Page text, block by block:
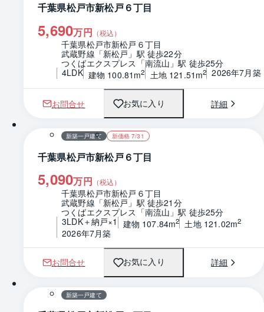
千葉県松戸市新松戸６丁目
5,690万円 （税込）
千葉県松戸市新松戸６丁目
武蔵野線「新松戸」駅 徒歩22分
つくばエクスプレス「南流山」駅 徒歩25分
4LDK 建物 100.81m2 土地 121.51m2 2026年7月築
お問合せ お気に入り 詳細
1 / 0 間取り
新築一戸建て 新価格 7/31
千葉県松戸市新松戸６丁目
5,090万円 （税込）
千葉県松戸市新松戸６丁目
武蔵野線「新松戸」駅 徒歩21分
つくばエクスプレス「南流山」駅 徒歩25分
3LDK＋納戸×1
建物 107.84m2 土地 121.02m2
2026年7月築
お問合せ お気に入り 詳細
1 / 0 間取り
新築一戸建て